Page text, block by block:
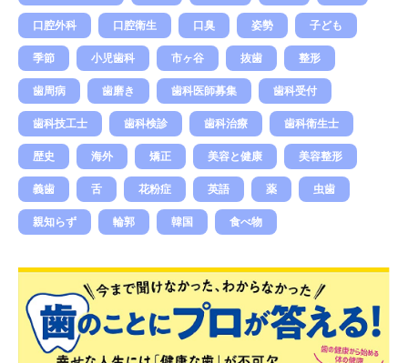
口腔外科 口腔衛生 口臭 姿勢 子ども
季節 小児歯科 市ヶ谷 抜歯 整形
歯周病 歯磨き 歯科医師募集 歯科受付
歯科技工士 歯科検診 歯科治療 歯科衛生士
歴史 海外 矯正 美容と健康 美容整形
義歯 舌 花粉症 英語 薬 虫歯
親知らず 輪郭 韓国 食べ物